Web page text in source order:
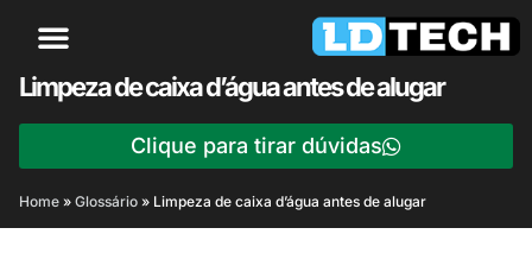
Limpeza de caixa d’água antes de alugar
Clique para tirar dúvidas
Home » Glossário » Limpeza de caixa d’água antes de alugar